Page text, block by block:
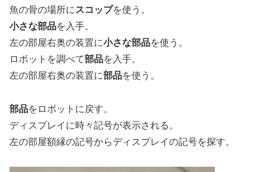
魚の骨の場所に スコップを使う。
小さな部品を入手。
左の部屋右奥の装置に小さな部品を使う。
ロボットを調べて部品を入手。
左の部屋右奥の装置に部品を使う。
部品をロボットに戻す。
ディスプレイに時々記号が表示される。
左の部屋額縁の記号からディスプレイの記号を探す。